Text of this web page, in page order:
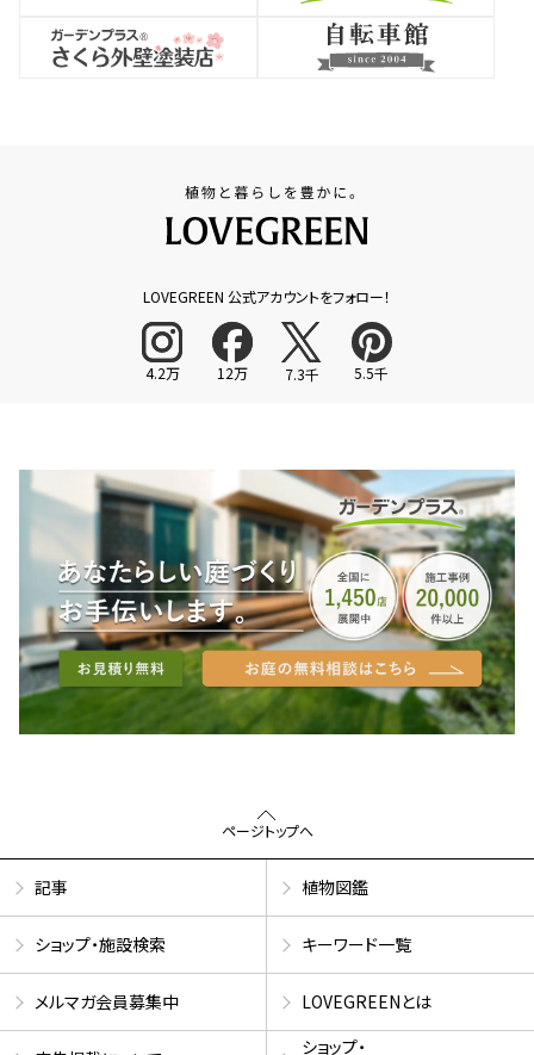
LOVEGREEN 公式アカウントをフォロー！
4.2万 12万 7.3千 5.5千
ページトップへ
記事 植物図鑑
ショップ・施設検索 キーワード一覧
メルマガ会員募集中 LOVEGREENとは
ショップ・